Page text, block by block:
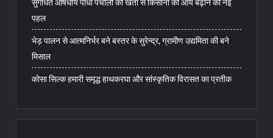
पहल
भेड़ पालन से आत्मनिर्भर बने बस्तर के सुरेन्द्र, ग्रामीण उद्यमिता की बने
मिसाल
कोसा सिल्क हमारी समृद्ध हाथकरघा और सांस्कृतिक विरासत का प्रतीक